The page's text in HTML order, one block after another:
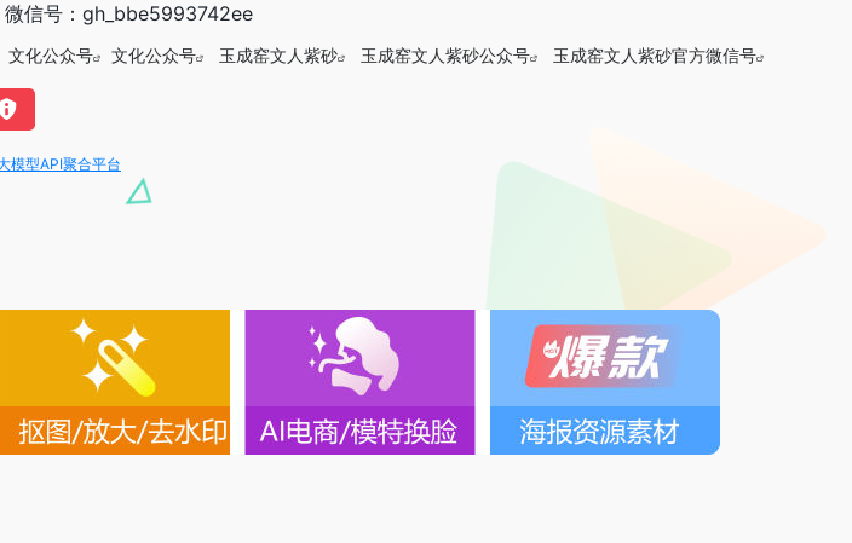
微信号：gh_bbe5993742ee
文化公众号 文化公众号 玉成窑文人紫砂 玉成窑文人紫砂公众号 玉成窑文人紫砂官方微信号
合平台